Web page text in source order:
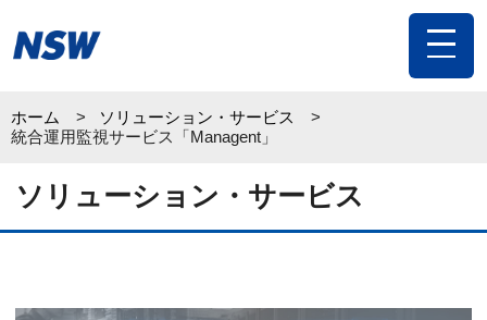
toggle
ホーム
ソリューション・サービス
統合運用監視サービス「Managent」
ソリューション・サービス